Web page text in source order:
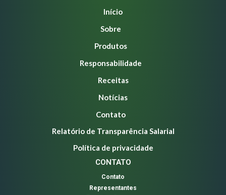
Início
Sobre
Produtos
Responsabilidade
Receitas
Notícias
Contato
Relatório de Transparência Salarial
Política de privacidade
CONTATO
Contato
Representantes